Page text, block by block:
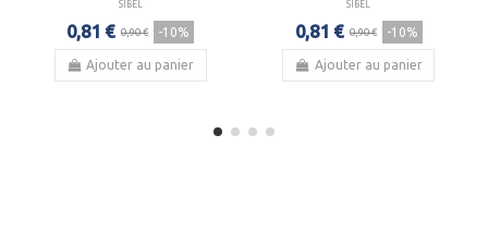
SIBEL
0,81 € 0,90 € -10%
Ajouter au panier
SIBEL
0,81 € 0,90 € -10%
Ajouter au panier